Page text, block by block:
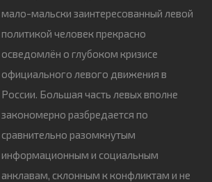
мало-мальски заинтересованный левой
политикой человек прекрасно
осведомлён о глубоком кризисе
официального левого движения в
России. Большая часть левых вполне
закономерно разбредается по
сравнительно разомкнутым
информационным и социальным
анклавам, склонным к конфликтам и не